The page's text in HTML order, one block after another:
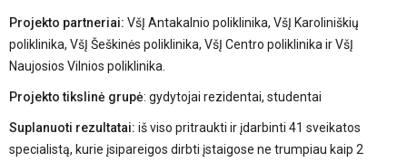
Projekto partneriai: VšĮ Antakalnio poliklinika, VšĮ Karoliniškių
poliklinika, VšĮ Šeškinės poliklinika, VšĮ Centro poliklinika ir VšĮ
Naujosios Vilnios poliklinika.
Projekto tikslinė grupė: gydytojai rezidentai, studentai
Suplanuoti rezultatai: iš viso pritraukti ir įdarbinti 41 sveikatos
specialistą, kurie įsipareigos dirbti įstaigose ne trumpiau kaip 2